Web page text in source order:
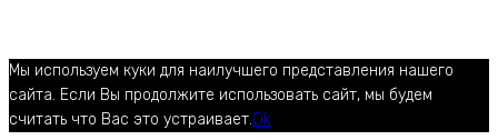
Мы используем куки для наилучшего представления нашего
сайта. Если Вы продолжите использовать сайт, мы будем
считать что Вас это устраивает.Ok